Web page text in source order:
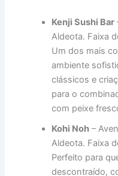
Kenji Sushi Bar
Aldeota. Faixa
Um dos mais
ambiente
clássicos e
para o
com peixe
Kohi Noh –
Aldeota. Faixa
Perfeito para
descontraído,